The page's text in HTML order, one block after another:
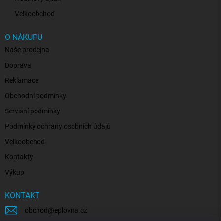
Velkoobchod
O NÁKUPU
Naše prodejna
Doprava
Reklamace
Obchodní podmínky
Servisní podmínky
Podmínky ochrany osobních údajů
Velkoobchod
Kontakty
Výkup
KONTAKT
obchod @eplovna.cz